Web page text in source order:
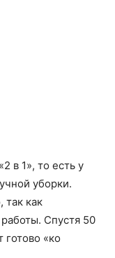
в 1», то есть у
уборки.
так как
Спустя 50
готово «ко